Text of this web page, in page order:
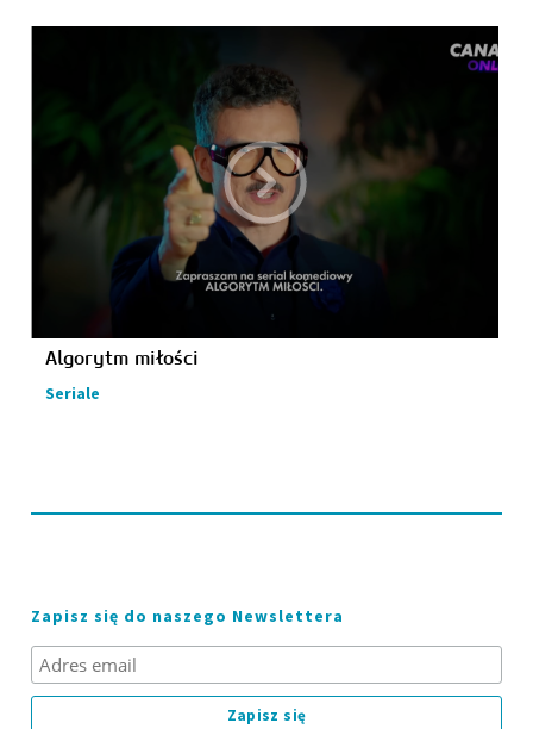
Algorytm miłości
Seriale
Zapisz się do naszego Newslettera